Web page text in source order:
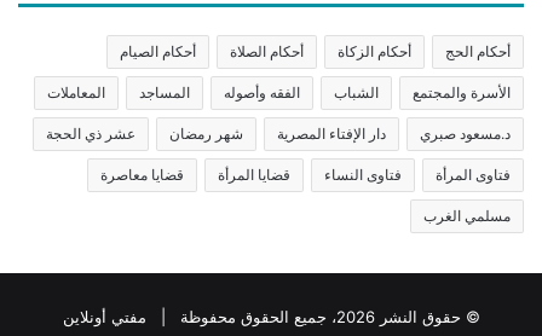
أحكام الحج أحكام الزكاة أحكام الصلاة أحكام الصيام
الأسرة والمجتمع الشباب الفقه وأصوله المساجد المعاملات
د.مسعود صبري دار الإفتاء المصرية شهر رمضان عشر ذي الحجة
فتاوى المرأة فتاوى النساء قضايا المرأة قضايا معاصرة
مسلمي الغرب
© حقوق النشر 2026، جميع الحقوق محفوظة | مفتي أونلاين